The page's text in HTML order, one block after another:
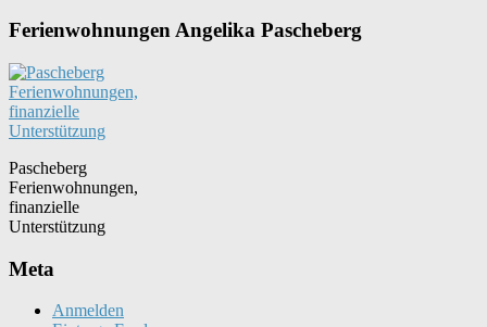
Ferienwohnungen Angelika Pascheberg
Pascheberg
Ferienwohnungen,
finanzielle
Unterstützung
Meta
Anmelden